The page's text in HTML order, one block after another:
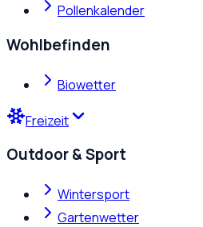
Pollenkalender
Wohlbefinden
Biowetter
Freizeit
Outdoor & Sport
Wintersport
Gartenwetter